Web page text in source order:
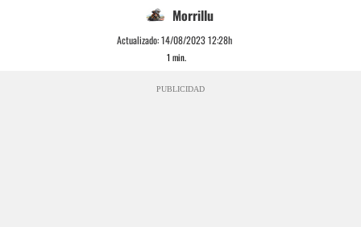
Morrillu
Actualizado:14/08/2023 12:28h
1 min.
PUBLICIDAD